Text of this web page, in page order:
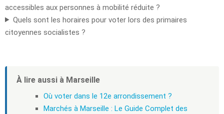
accessibles aux personnes à mobilité réduite ?
Quels sont les horaires pour voter lors des primaires
citoyennes socialistes ?
À lire aussi à Marseille
Où voter dans le 12e arrondissement ?
Marchés à Marseille : Le Guide Complet des